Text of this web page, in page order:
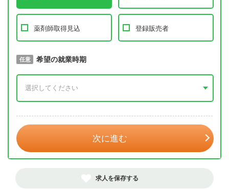
薬剤師取得見込 登録販売者
必須 取得予定年
任意 希望の就業時期
次に進む
求人を保存する